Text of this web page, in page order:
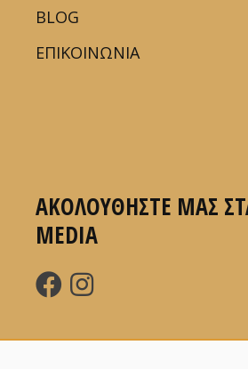
BLOG
ΕΠΙΚΟΙΝΩΝΙΑ
ΑΚΟΛΟΥΘΗΣΤΕ ΜΑΣ
MEDIA